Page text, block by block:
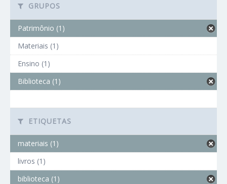
GRUPOS
Patrimônio (1)
Materiais (1)
Ensino (1)
Biblioteca (1)
ETIQUETAS
materiais (1)
livros (1)
biblioteca (1)